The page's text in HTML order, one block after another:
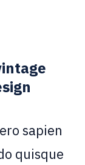
sapien
quisque